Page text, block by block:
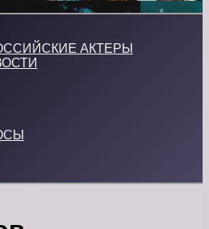
АКТЕРЫ